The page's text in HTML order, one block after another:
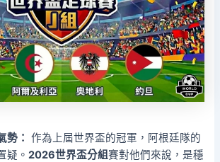
勢： 作為上屆世界盃的冠軍，阿根廷隊的
疑。2026世界盃分組賽對他們來說，是穩